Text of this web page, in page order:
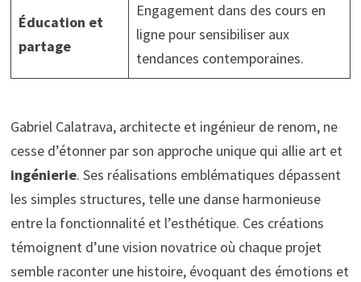
Éducation et
partage
Engagement dans des cours en
ligne pour sensibiliser aux
tendances contemporaines.
Gabriel Calatrava, architecte et ingénieur de renom, ne
cesse d’étonner par son approche unique qui allie art et
ingénierie. Ses réalisations emblématiques dépassent
les simples structures, telle une danse harmonieuse
entre la fonctionnalité et l’esthétique. Ces créations
témoignent d’une vision novatrice où chaque projet
semble raconter une histoire, évoquant des émotions et